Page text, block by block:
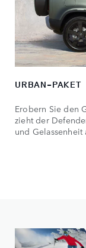
URBAN-PAKET
Erobern Sie den
zieht der
und